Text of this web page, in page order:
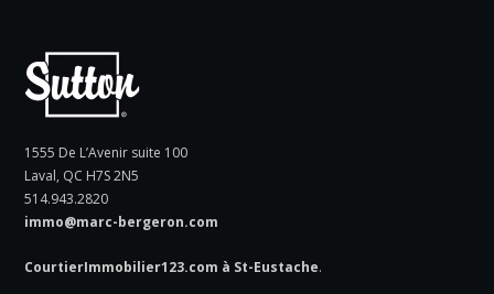
1555 De L’Avenir suite 100
Laval, QC H7S 2N5
514.943.2820
immo@marc-bergeron.com
CourtierImmobilier123.com à St-Eustache.